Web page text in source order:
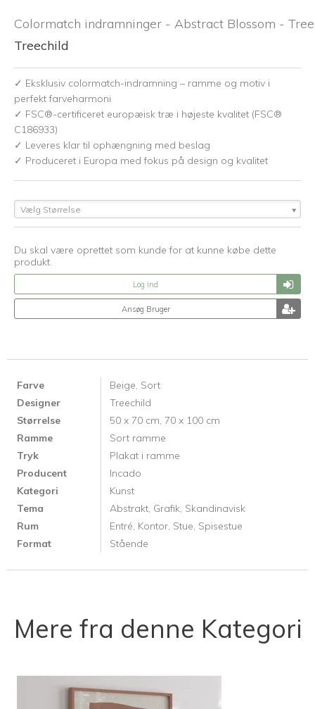
Colormatch indramninger - Abstract Blossom -
Treechild
✓ Eksklusiv colormatch-indramning – ramme og motiv i
perfekt farveharmoni
✓ FSC®-certificeret europæisk træ i højeste kvalitet (FSC®
C186933)
✓ Leveres klar til ophængning med beslag
✓ Produceret i Europa med fokus på design og kvalitet
Vælg Størrelse
Du skal være oprettet som kunde for at kunne købe dette
produkt.
Log ind
Ansøg Bruger
Farve Beige, Sort
Designer
Treechild
Størrelse
50 x 70 cm, 70 x 100 cm
Ramme
Sort ramme
Tryk
Plakat i ramme
Producent
Incado
Kategori
Kunst
Tema
Abstrakt, Grafik, Skandinavisk
Rum
Entré, Kontor, Stue, Spisestue
Format
Stående
Mere fra denne Kategori